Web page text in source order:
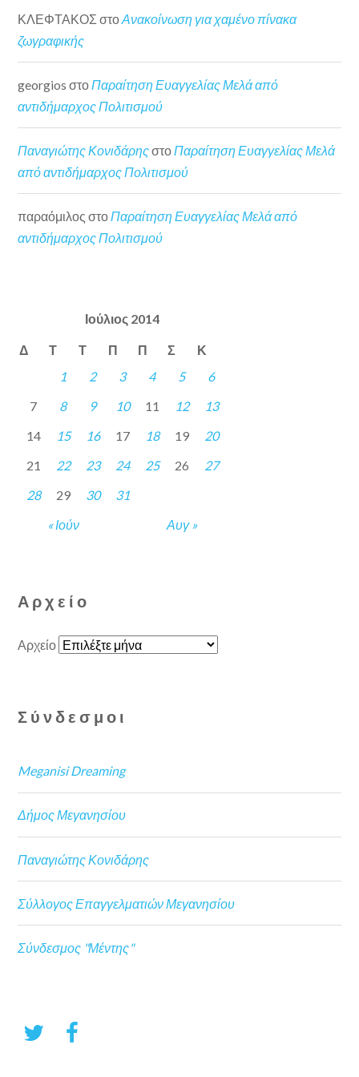
ΚΛΕΦΤΑΚΟΣ στοΑνακοίνωση για χαμένο πίνακα
ζωγραφικής
georgios στο Παραίτηση Ευαγγελίας Μελά από
αντιδήμαρχος Πολιτισμού
Παναγιώτης ΚονιδάρηςστοΠαραίτηση Ευαγγελίας Μελά
από αντιδήμαρχος Πολιτισμού
παραόμιλος στοΠαραίτηση Ευαγγελίας Μελά από
αντιδήμαρχος Πολιτισμού
Ιούλιος 2014
Δ Τ Τ Π Π Σ Κ
« Ιούν Αυγ »
1 2 3 4 5
6
7
8 9 10 11 12
13
14
15 16 17 18 19
20
21
22 23 24 25 26
27
28
29 30 31
Αρχείο
Αρχείο
Σύνδεσμοι
Meganisi Dreaming
Δήμος Μεγανησίου
Παναγιώτης Κονιδάρης
Σύλλογος Επαγγελματιών Μεγανησίου
Σύνδεσμος "Μέντης"